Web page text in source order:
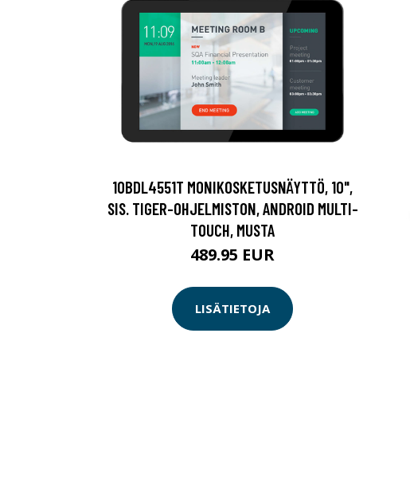
10BDL4551T MONIKOSKETUSNÄYTTÖ, 10",
SIS. TIGER-OHJELMISTON, ANDROID MULTI-
TOUCH, MUSTA
489.95 EUR
LISÄTIETOJA